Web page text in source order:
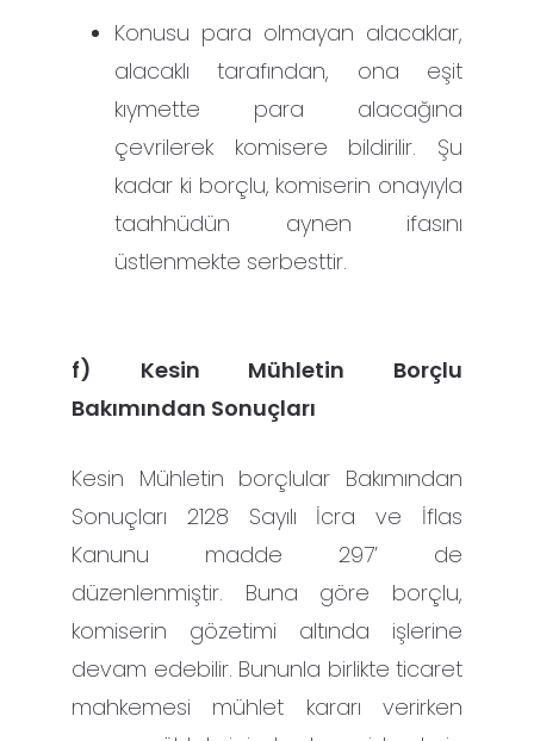
Konusu para olmayan alacaklar,
alacaklı tarafından, ona eşit
kıymette para alacağına
çevrilerek komisere bildirilir. Şu
kadar ki borçlu, komiserin onayıyla
taahhüdün aynen ifasını
üstlenmekte serbesttir.
f) Kesin Mühletin Borçlu
Bakımından Sonuçları
Kesin Mühletin borçlular Bakımından
Sonuçları 2128 Sayılı İcra ve İflas
Kanunu madde 297’ de
düzenlenmiştir. Buna göre borçlu,
komiserin gözetimi altında işlerine
devam edebilir. Bununla birlikte ticaret
mahkemesi mühlet kararı verirken